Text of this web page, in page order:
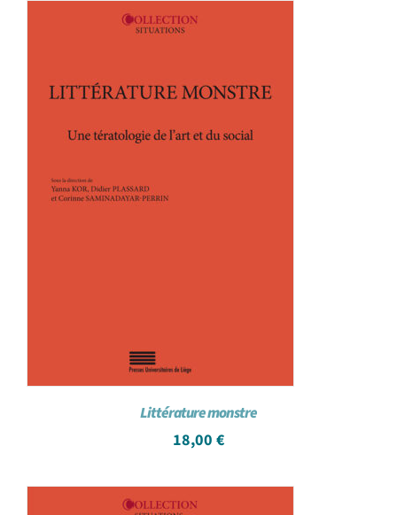
Littérature monstre
18,00 €